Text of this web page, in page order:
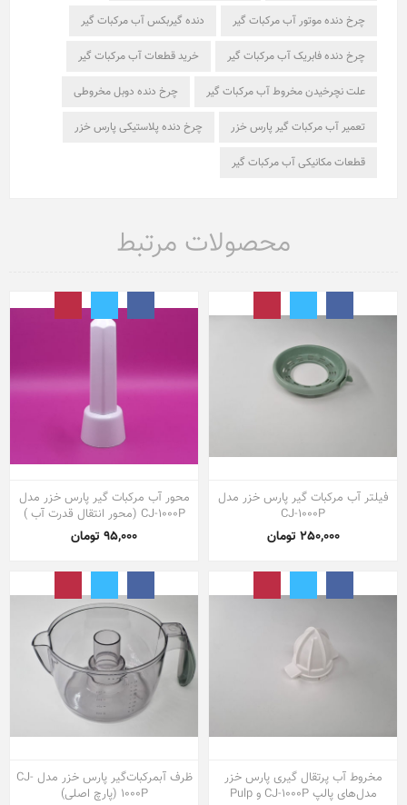
چرخ دنده موتور آب مرکبات گیر دنده گیربکس آب مرکبات گیر
چرخ دنده فابریک آب مرکبات گیر خرید قطعات آب مرکبات گیر
علت نچرخیدن مخروط آب مرکبات گیر چرخ دنده دوبل مخروطی
تعمیر آب مرکبات گیر پارس خزر چرخ دنده پلاستیکی پارس خزر
قطعات مکانیکی آب مرکبات گیر
محصولات مرتبط
فیلتر آب مرکبات گیر پارس خزر مدل
CJ-1000P
250,000 تومان
محور آب مرکبات گیر پارس خزر مدل
CJ-1000P (محور انتقال قدرت آب )
95,000 تومان
مخروط آب پرتقال گیری پارس خزر
مدل‌های پالپ CJ-1000P و Pulp
ظرف آبمرکبات‌گیر پارس خزر مدل CJ-
1000P (پارچ اصلی)